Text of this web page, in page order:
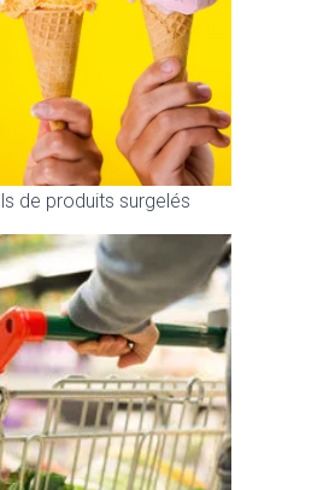
de produits surgelés